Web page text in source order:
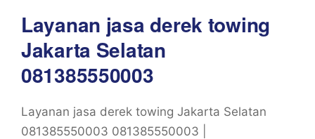
Layanan jasa derek towing
Jakarta Selatan
081385550003
Layanan jasa derek towing Jakarta Selatan
081385550003 081385550003 |